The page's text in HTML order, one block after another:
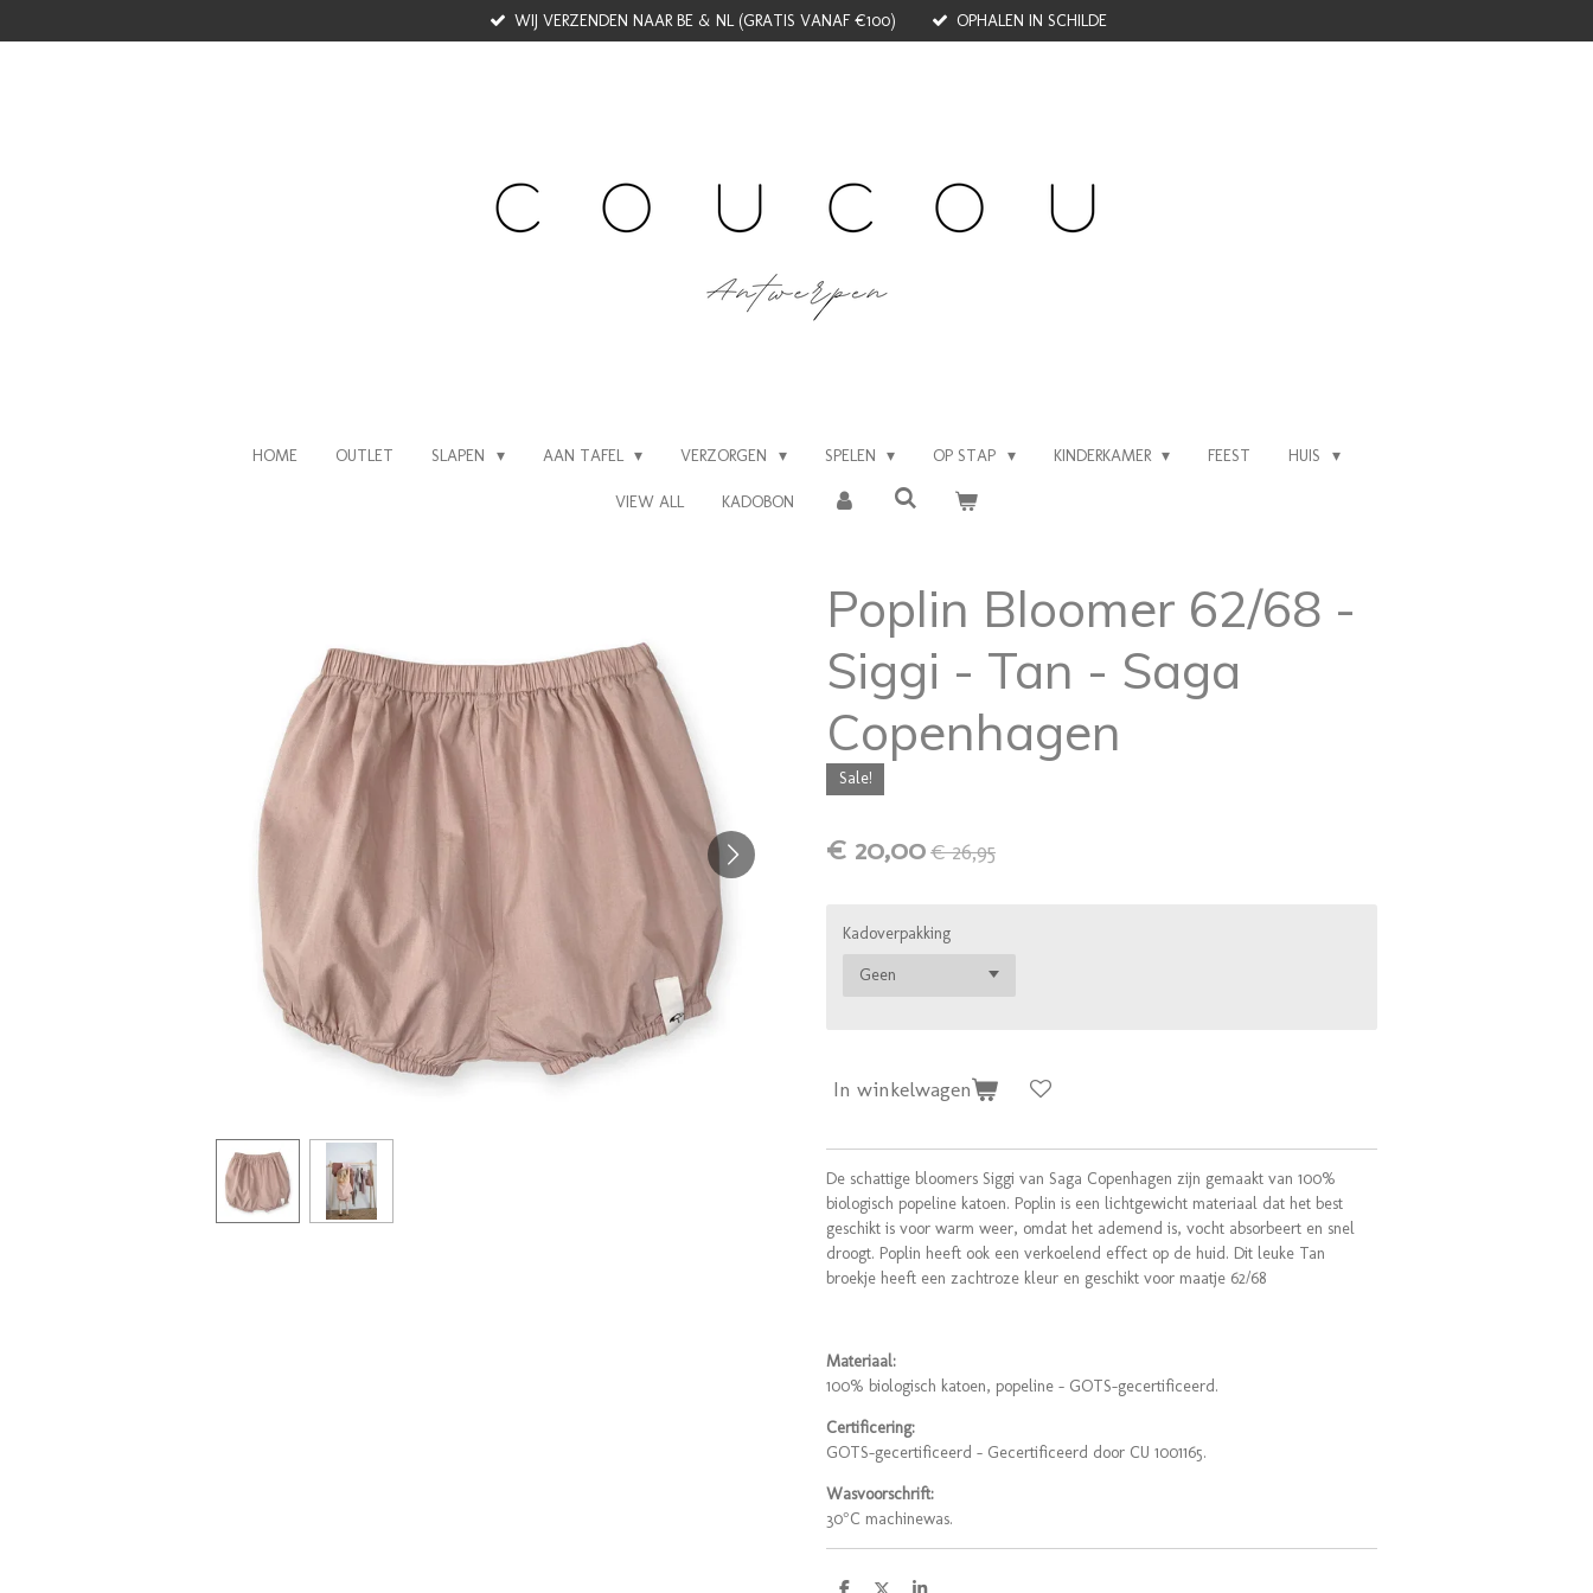
direct
WIJ VERZENDEN NAAR BE & NL (GRATIS VANAF €100) OPHALEN IN SCHILDE
HOME OUTLET SLAPEN AAN TAFEL VERZORGEN SPELEN OP STAP KINDERKAMER FEEST HUIS
VIEW ALL KADOBON
Poplin Bloomer 62/68 -
Siggi - Tan - Saga
Copenhagen
Sale!
€ 20,00€ 26,95
Kadoverpakking
In winkelwagen
De schattige bloomers Siggi van Saga Copenhagen zijn gemaakt van 100%
biologisch popeline katoen. Poplin is een lichtgewicht materiaal dat het best
geschikt is voor warm weer, omdat het ademend is, vocht absorbeert en snel
droogt. Poplin heeft ook een verkoelend effect op de huid. Dit leuke Tan
broekje heeft een zachtroze kleur en geschikt voor maatje 62/68
Materiaal:
100% biologisch katoen, popeline - GOTS-gecertificeerd.
Certificering:
GOTS-gecertificeerd - Gecertificeerd door CU 1001165.
Wasvoorschrift:
30°C machinewas.